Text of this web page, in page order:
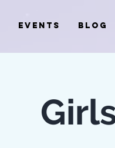
EVENTS BLOG